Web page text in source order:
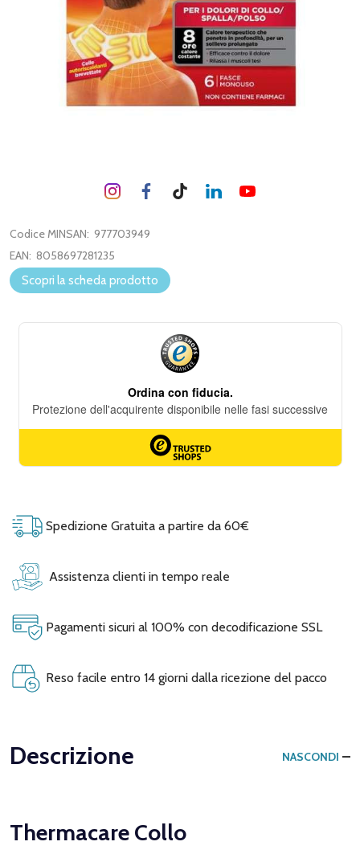
Codice MINSAN: 977703949
EAN: 8058697281235
Scopri la scheda prodotto
Spedizione Gratuita a partire da 60€
Assistenza clienti in tempo reale
Pagamenti sicuri al 100% con decodificazione SSL
Reso facile entro 14 giorni dalla ricezione del pacco
Descrizione NASCONDI
Thermacare Collo